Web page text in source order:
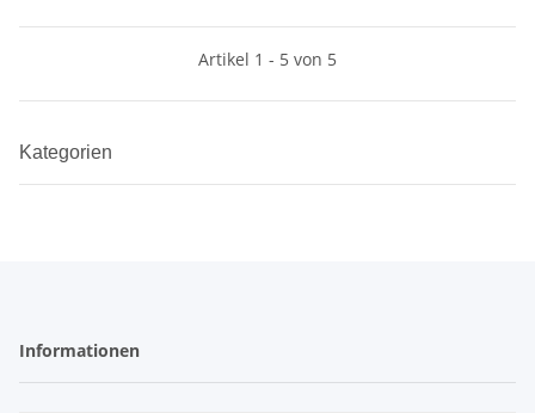
Artikel 1 - 5 von 5
Kategorien
Informationen